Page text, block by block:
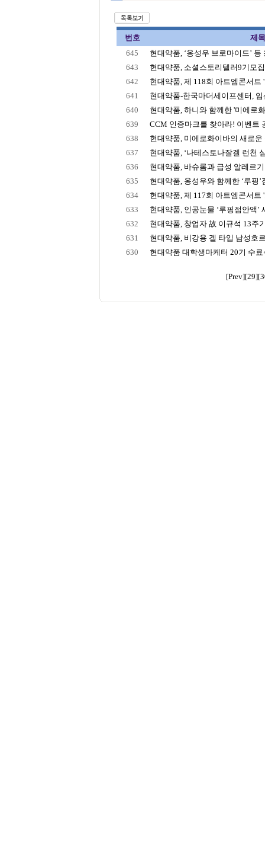
번호
제목
645
현대약품, ‘옹성우 브로마이드’ 등
643
현대약품, 소셜스토리텔러9기모집
642
현대약품, 제 118회 아트엠콘서트
641
현대약품-한국마더세이프센터, 임
640
현대약품, 하니와 함께한 '미에로
639
CCM 인증마크를 찾아라! 이벤트
638
현대약품, 미에로화이바의 새로운
637
현대약품, ‘나테스토나잘겔 런천
636
현대약품, 바슈롬과 급성 알레르
635
현대약품, 옹성우와 함께한 ‘루핑’
634
현대약품, 제 117회 아트엠콘서트
633
현대약품, 인공눈물 ‘루핑점안액’
632
현대약품, 창업자 故 이규석 13주
631
현대약품, 비강용 겔 타입 남성호
630
현대약품 대학생마케터 20기 수
[Prev][29]